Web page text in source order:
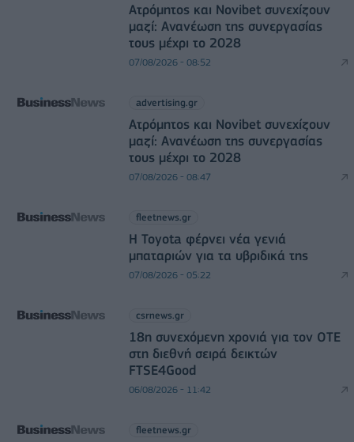
Ατρόμητος και Novibet συνεχίζουν
μαζί: Ανανέωση της συνεργασίας
τους μέχρι το 2028
07/08/2026 - 08:52
advertising.gr
Ατρόμητος και Novibet συνεχίζουν
μαζί: Ανανέωση της συνεργασίας
τους μέχρι το 2028
07/08/2026 - 08:47
fleetnews.gr
Η Toyota φέρνει νέα γενιά
μπαταριών για τα υβριδικά της
07/08/2026 - 05:22
csrnews.gr
18η συνεχόμενη χρονιά για τον ΟΤΕ
στη διεθνή σειρά δεικτών
FTSE4Good
06/08/2026 - 11:42
fleetnews.gr